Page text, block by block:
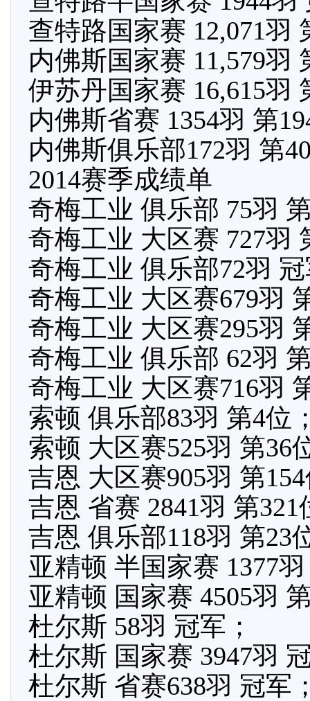
查特路国家赛 12,071羽
内佛斯国家赛 11,579羽
伊苏丹国家赛 16,615羽
内佛斯省赛 1354羽 第
内佛斯俱乐部172羽 第
2014赛季成绩单
奇梅工业 俱乐部 75羽
奇梅工业 大区赛 727羽
奇梅工业 俱乐部72羽
奇梅工业 大区赛679羽
奇梅工业 大区赛295羽
奇梅工业 俱乐部 62羽
奇梅工业 大区赛716羽
索顿 俱乐部83羽 第4位
索顿 大区赛525羽 第36
吉恩 大区赛905羽 第
吉恩 省赛 2841羽 第321
吉恩 俱乐部118羽 第23
亚精顿 半国家赛 1377
亚精顿 国家赛 4505羽
杜尔斯 58羽 冠军；
杜尔斯 国家赛 3947羽
杜尔斯 省赛638羽 冠军